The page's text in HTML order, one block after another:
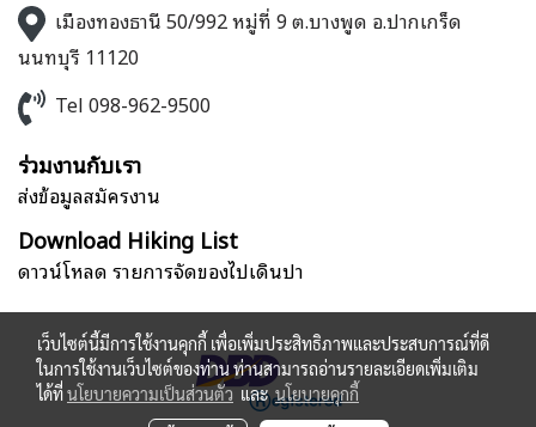
เมืองทองธานี 50/992 หมู่ที่ 9 ต.บางพูด อ.ปากเกร็ด
นนทบุรี 11120
Tel 098-962-9500
ร่วมงานกับเรา
ส่งข้อมูลสมัครงาน
Download Hiking List
ดาวน์โหลด รายการจัดของไปเดินป่า
เว็บไซต์นี้มีการใช้งานคุกกี้ เพื่อเพิ่มประสิทธิภาพและประสบการณ์ที่ดี
ในการใช้งานเว็บไซต์ของท่าน ท่านสามารถอ่านรายละเอียดเพิ่มเติม
ได้ที่นโยบายความเป็นส่วนตัวและนโยบายคุกกี้